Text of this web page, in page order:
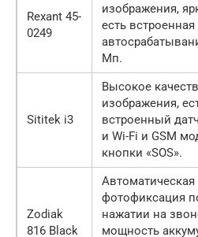
Rexant 45-
0249
изображения,
есть
Мп.
Sititek i3
Высокое
изображения,
встроенный
и Wi-Fi и GSM
кнопки «SOS».
Zodiak
816 Black
Автоматическая
фотофиксация
нажатии на
мощность